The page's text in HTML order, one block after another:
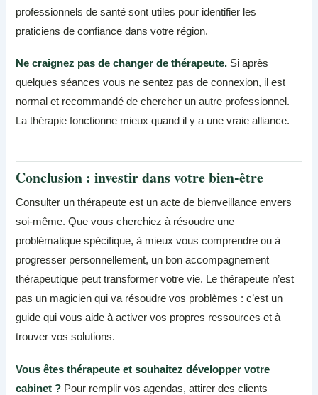
professionnels de santé sont utiles pour identifier les
praticiens de confiance dans votre région.
Ne craignez pas de changer de thérapeute. Si après
quelques séances vous ne sentez pas de connexion, il est
normal et recommandé de chercher un autre professionnel.
La thérapie fonctionne mieux quand il y a une vraie alliance.
Conclusion : investir dans votre bien-être
Consulter un thérapeute est un acte de bienveillance envers
soi-même. Que vous cherchiez à résoudre une
problématique spécifique, à mieux vous comprendre ou à
progresser personnellement, un bon accompagnement
thérapeutique peut transformer votre vie. Le thérapeute n’est
pas un magicien qui va résoudre vos problèmes : c’est un
guide qui vous aide à activer vos propres ressources et à
trouver vos solutions.
Vous êtes thérapeute et souhaitez développer votre
cabinet ? Pour remplir vos agendas, attirer des clients